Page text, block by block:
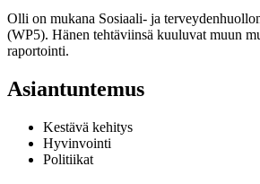
Olli on mukana Sosiaali- ja
(WP5). Hänen tehtäviinsä kuuluvat muun
raportointi.
Asiantuntemus
Kestävä kehitys
Hyvinvointi
Politiikat